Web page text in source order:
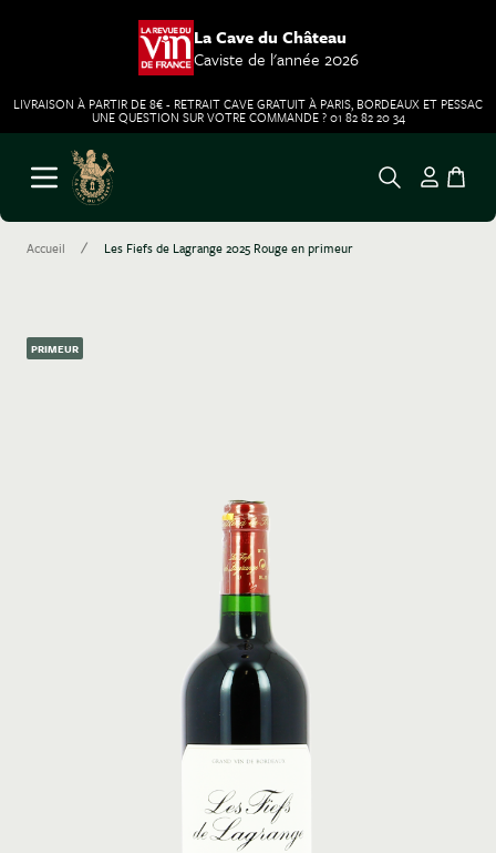
La Cave du Château
Caviste de l'année 2026
LIVRAISON À PARTIR DE 8€ - RETRAIT CAVE GRATUIT À PARIS, BORDEAUX ET PESSAC
UNE QUESTION SUR VOTRE COMMANDE ? 01 82 82 20 34
Aller au contenu
Ouvrir le menu
Accueil / Les Fiefs de Lagrange 2025 Rouge en primeur
PRIMEUR